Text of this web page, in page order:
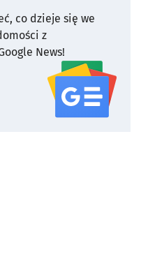
co dzieje się we
z
News!
serwisu